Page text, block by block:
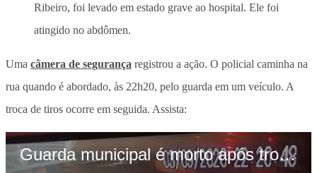
Ribeiro, foi levado em estado grave ao hospital. Ele foi
atingido no abdômen.
Uma câmera de segurança registrou a ação. O policial caminha na
rua quando é abordado, às 22h20, pelo guarda em um veículo. A
troca de tiros ocorre em seguida. Assista:
Guarda municipal é morto após trocar tiro com PM de Roraima